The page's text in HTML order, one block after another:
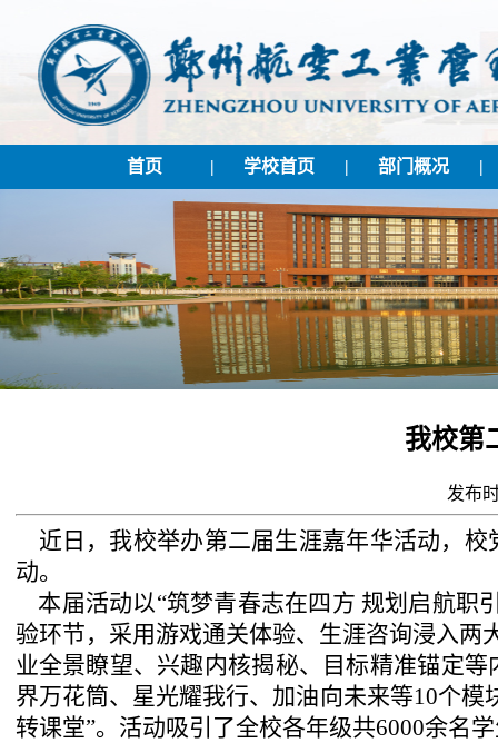
首页 | 学校首页 | 部门概况 |
我校第
发布
近日 ，我校举办第二届生涯嘉年华活动， 校
动。
本届活动以“筑梦青春志在四方 规划启航职
验环节， 采用游戏通关体验、生涯咨询浸入两
业全景瞭望、兴趣内核揭秘、目标精准锚定
界万花筒、星光耀我行、加油向未来等10个模
转课堂”。活动吸引了全校各年级共6000余名